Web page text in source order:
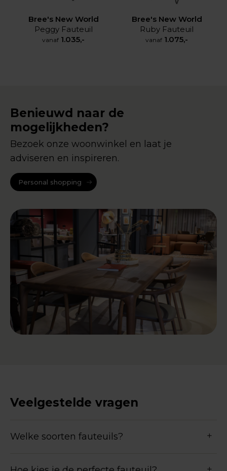
Bree's New World
Peggy Fauteuil
vanaf 1.035,-
Bree's New World
Ruby Fauteuil
vanaf 1.075,-
Benieuwd naar de
mogelijkheden?
Bezoek onze woonwinkel en laat je
adviseren en inspireren.
Personal shopping
Veelgestelde vragen
Welke soorten fauteuils?